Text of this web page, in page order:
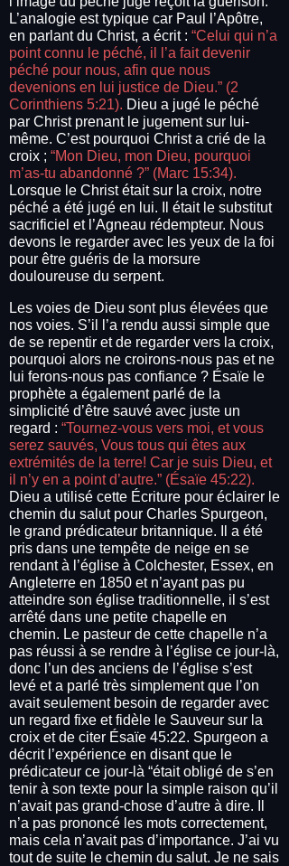
L’analogie est typique car Paul l’Apôtre,
en parlant du Christ, a écrit : “Celui qui n’a
point connu le péché, il l’a fait devenir
péché pour nous, afin que nous
devenions en lui justice de Dieu.” (2
Corinthiens 5:21). Dieu a jugé le péché
par Christ prenant le jugement sur lui-
même. C’est pourquoi Christ a crié de la
croix ; “Mon Dieu, mon Dieu, pourquoi
m’as-tu abandonné ?” (Marc 15:34).
Lorsque le Christ était sur la croix, notre
péché a été jugé en lui. Il était le substitut
sacrificiel et l’Agneau rédempteur. Nous
devons le regarder avec les yeux de la foi
pour être guéris de la morsure
douloureuse du serpent.
Les voies de Dieu sont plus élevées que
nos voies. S’il l’a rendu aussi simple que
de se repentir et de regarder vers la croix,
pourquoi alors ne croirons-nous pas et ne
lui ferons-nous pas confiance ? Ésaïe le
prophète a également parlé de la
simplicité d’être sauvé avec juste un
regard : “Tournez-vous vers moi, et vous
serez sauvés, Vous tous qui êtes aux
extrémités de la terre! Car je suis Dieu, et
il n’y en a point d’autre.” (Ésaïe 45:22).
Dieu a utilisé cette Écriture pour éclairer le
chemin du salut pour Charles Spurgeon,
le grand prédicateur britannique. Il a été
pris dans une tempête de neige en se
rendant à l’église à Colchester, Essex, en
Angleterre en 1850 et n’ayant pas pu
atteindre son église traditionnelle, il s’est
arrêté dans une petite chapelle en
chemin. Le pasteur de cette chapelle n’a
pas réussi à se rendre à l’église ce jour-là,
donc l’un des anciens de l’église s’est
levé et a parlé très simplement que l’on
avait seulement besoin de regarder avec
un regard fixe et fidèle le Sauveur sur la
croix et de citer Ésaïe 45:22. Spurgeon a
décrit l’expérience en disant que le
prédicateur ce jour-là “était obligé de s’en
tenir à son texte pour la simple raison qu’il
n’avait pas grand-chose d’autre à dire. Il
n’a pas prononcé les mots correctement,
mais cela n’avait pas d’importance. J’ai vu
tout de suite le chemin du salut. Je ne sais